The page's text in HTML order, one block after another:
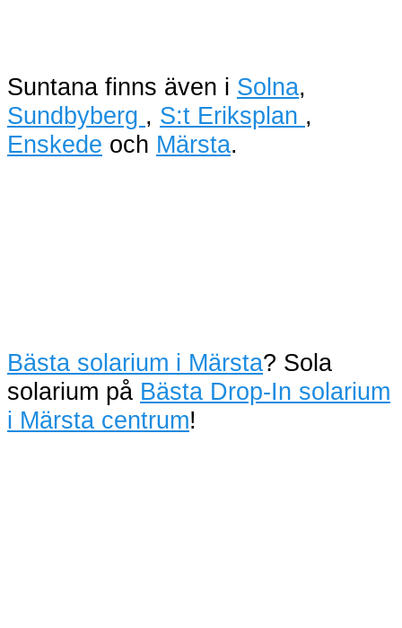
Suntana finns även i Solna,
Sundbyberg , S:t Eriksplan ,
Enskede och Märsta.
Bästa solarium i Märsta? Sola
solarium på Bästa Drop-In solarium
i Märsta centrum!